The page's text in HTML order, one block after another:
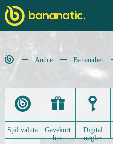
Andre Bananabet
Spil valuta
Gavekort
hus
Digital
nøgler